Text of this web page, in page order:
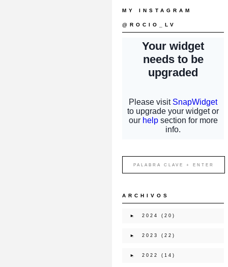
MY INSTAGRAM
@ROCIO_LV
ARCHIVOS
► 2024 (20)
► 2023 (22)
► 2022 (14)